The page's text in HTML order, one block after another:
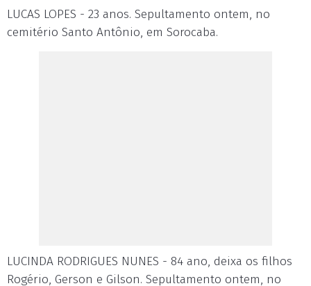
LUCAS LOPES - 23 anos. Sepultamento ontem, no
cemitério Santo Antônio, em Sorocaba.
LUCINDA RODRIGUES NUNES - 84 ano, deixa os filhos
Rogério, Gerson e Gilson. Sepultamento ontem, no